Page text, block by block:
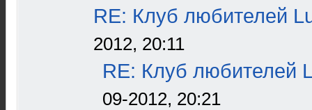
RE: Клуб любителей
2012, 20:11
RE: Клуб любителей
09-2012, 20:21